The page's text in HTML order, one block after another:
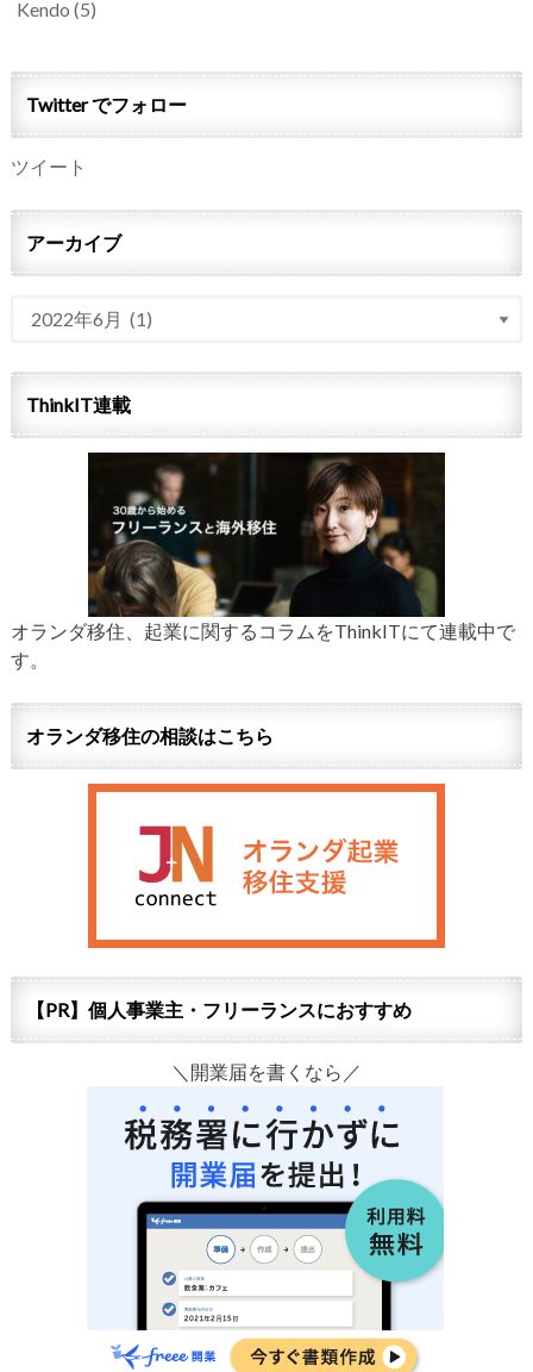
Kendo (5)
Twitter でフォロー
ツイート
アーカイブ
ThinkIT連載
オランダ移住、起業に関するコラムをThinkITにて連載中で
す。
オランダ移住の相談はこちら
【PR】個人事業主・フリーランスにおすすめ
＼開業届を書くなら／